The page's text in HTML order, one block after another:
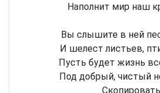
Наполнит мир наш
Вы слышите в ней
И шелест листьев,
Пусть будет жизнь
Под добрый, чистый
Скопировать